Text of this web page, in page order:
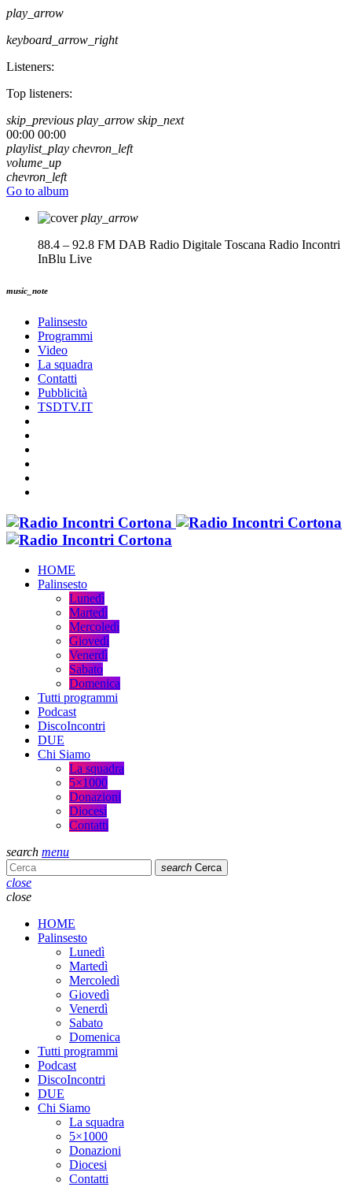
play_arrow
keyboard_arrow_right
Listeners:
Top listeners:
skip_previous play_arrow skip_next
00:00 00:00
playlist_play chevron_left
volume_up
chevron_left
Go to album
play_arrow
88.4 – 92.8 FM DAB Radio Digitale Toscana Radio Incontri
InBlu Live
music_note
Palinsesto
Programmi
Video
La squadra
Contatti
Pubblicità
TSDTV.IT
HOME
Palinsesto
Lunedì
Martedì
Mercoledì
Giovedì
Venerdì
Sabato
Domenica
Tutti programmi
Podcast
DiscoIncontri
DUE
Chi Siamo
La squadra
5×1000
Donazioni
Diocesi
Contatti
search menu
search Cerca
close
close
HOME
Palinsesto
Lunedì
Martedì
Mercoledì
Giovedì
Venerdì
Sabato
Domenica
Tutti programmi
Podcast
DiscoIncontri
DUE
Chi Siamo
La squadra
5×1000
Donazioni
Diocesi
Contatti